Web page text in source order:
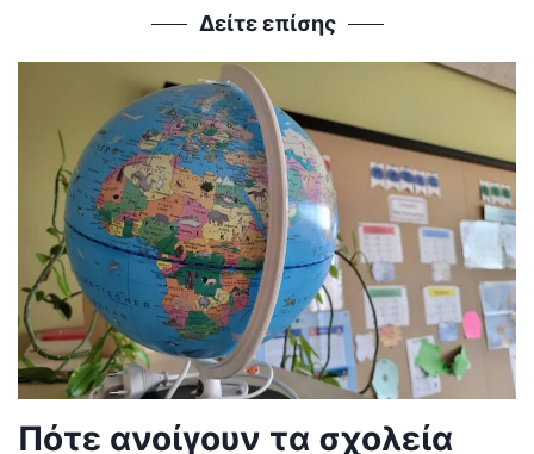
Δείτε επίσης
Πότε ανοίγουν τα σχολεία